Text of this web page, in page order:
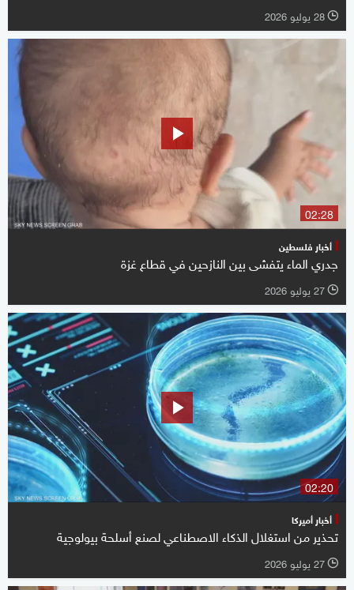
l 28 يوليو 2026
02:28
أخبار فلسطين
جدري الماء يتفشى بين النازحين في قطاع غزة
l 27 يوليو 2026
02:20
أخبار أميركا
تحذير من استغلال الذكاء الاصطناعي لصنع أسلحة بيولوجية
l 27 يوليو 2026